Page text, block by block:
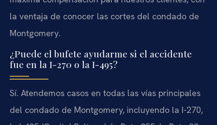
la ventaja de conocer las cortes del condado de
Montgomery.
¿Puede el bufete ayudarme si el accidente
fue en la I-270 o la I-495?
Sí. Atendemos casos en todas las vías principales
del condado de Montgomery, incluyendo la I-270,